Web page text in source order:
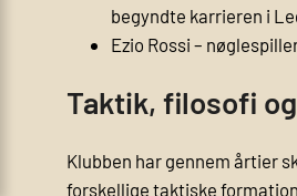
begyndte karrieren i
Ezio Rossi –
Taktik, filosofi
Klubben har gennem årtier
forskellige taktiske